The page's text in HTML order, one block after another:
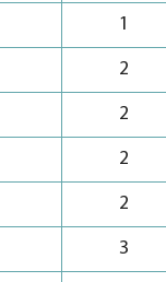
1
2
2
2
2
3